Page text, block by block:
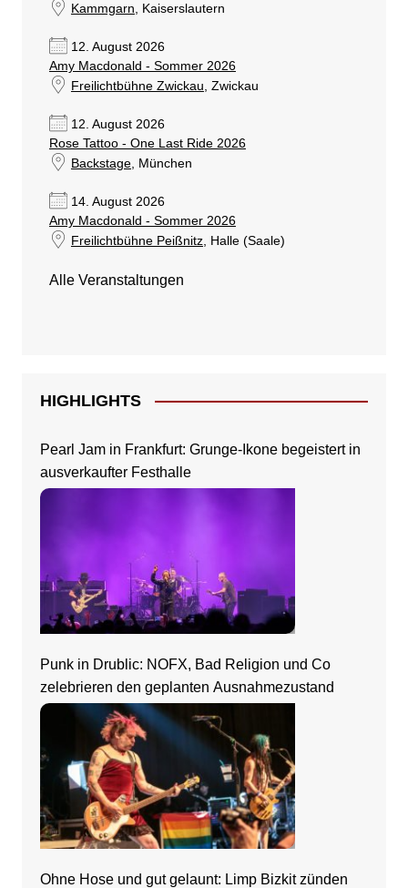
Kammgarn , Kaiserslautern
12. August 2026
Amy Macdonald - Sommer 2026
Freilichtbühne Zwickau , Zwickau
12. August 2026
Rose Tattoo - One Last Ride 2026
Backstage, München
14. August 2026
Amy Macdonald - Sommer 2026
Freilichtbühne Peißnitz, Halle (Saale)
Alle Veranstaltungen
HIGHLIGHTS
Pearl Jam in Frankfurt: Grunge-Ikone begeistert in
ausverkaufter Festhalle
Punk in Drublic: NOFX, Bad Religion und Co
zelebrieren den geplanten Ausnahmezustand
Ohne Hose und gut gelaunt: Limp Bizkit zünden